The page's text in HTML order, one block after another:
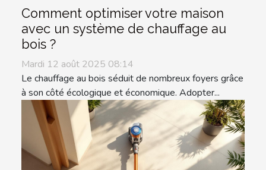
Comment optimiser votre maison
avec un système de chauffage au
bois ?
Mardi 12 août 2025 08:14
Le chauffage au bois séduit de nombreux foyers grâce
à son côté écologique et économique. Adopter...